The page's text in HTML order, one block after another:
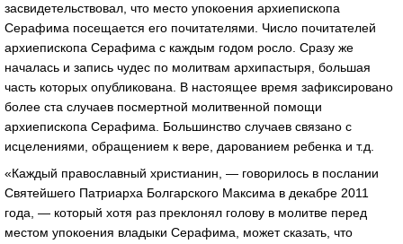
засвидетельствовал, что место упокоения архиепископа
Серафима посещается его почитателями. Число почитателей
архиепископа Серафима с каждым годом росло. Сразу же
началась и запись чудес по молитвам архипастыря, большая
часть которых опубликована. В настоящее время зафиксировано
более ста случаев посмертной молитвенной помощи
архиепископа Серафима. Большинство случаев связано с
исцелениями, обращением к вере, дарованием ребенка и т.д.
«Каждый православный христианин, — говорилось в послании
Святейшего Патриарха Болгарского Максима в декабре 2011
года, — который хотя раз преклонял голову в молитве перед
местом упокоения владыки Серафима, может сказать, что